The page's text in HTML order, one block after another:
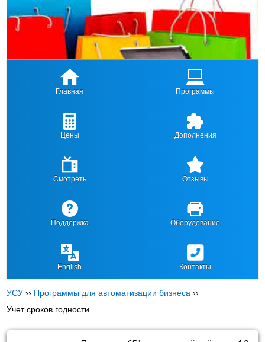
Главная Программы
Цены Дополнения
Смотреть Отзывы
Поддержка Оборудование
English Контакты
УСУ ›› Программы для автоматизации бизнеса ››
Учет сроков годности